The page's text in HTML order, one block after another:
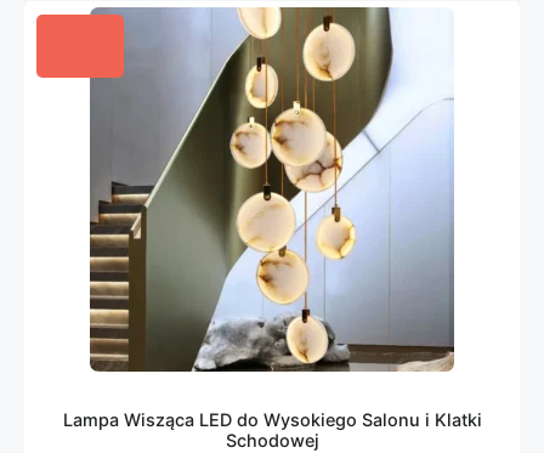
Lampa Wisząca LED do Wysokiego Salonu i Klatki
Schodowej